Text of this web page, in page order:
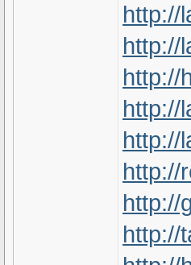
http://
http://
http://
http://
http://
http://
http://
http://